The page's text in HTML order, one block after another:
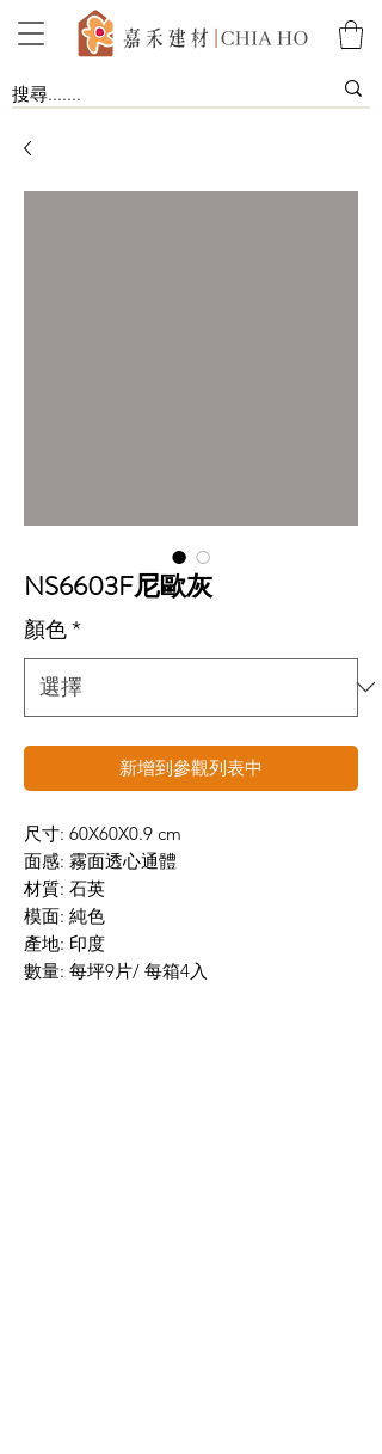
NS6603F尼歐灰
顏色*
新增到參觀列表中
尺寸: 60X60X0.9 cm
面感: 霧面透心通體
材質: 石英
模面: 純色
產地: 印度
數量: 每坪9片/ 每箱4入